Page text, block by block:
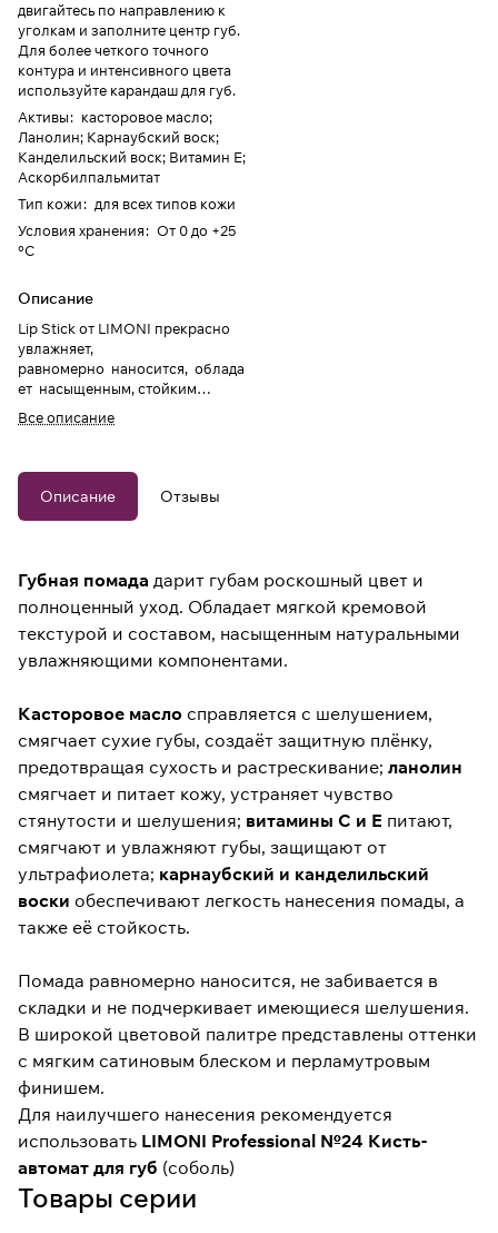
двигайтесь по направлению к
уголкам и заполните центр губ.
Для более четкого точного
контура и интенсивного цвета
используйте карандаш для губ.
Активы: касторовое масло;
Ланолин; Карнаубский воск;
Канделильский воск; Витамин Е;
Аскорбилпальмитат
Тип кожи: для всех типов кожи
Условия хранения: От 0 до +25
°C
Описание
Lip Stick от LIMONI прекрасно
увлажняет,
равномерно наносится, облада
ет насыщенным, стойким
Все описание
Описание Отзывы
Губная помада дарит губам роскошный цвет и
полноценный уход. Обладает мягкой кремовой
текстурой и составом, насыщенным натуральными
увлажняющими компонентами.
Касторовое масло справляется с шелушением,
смягчает сухие губы, создаёт защитную плёнку,
предотвращая сухость и растрескивание; ланолин
смягчает и питает кожу, устраняет чувство
стянутости и шелушения; витамины С и Е питают,
смягчают и увлажняют губы, защищают от
ультрафиолета; карнаубский и канделильский
воски обеспечивают легкость нанесения помады, а
также её стойкость.
Помада равномерно наносится, не забивается в
складки и не подчеркивает имеющиеся шелушения.
В широкой цветовой палитре представлены оттенки
с мягким сатиновым блеском и перламутровым
финишем.
Для наилучшего нанесения рекомендуется
использовать LIMONI Professional №24 Кисть-
автомат для губ (соболь)
Товары серии